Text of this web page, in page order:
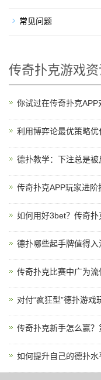
常见问题
传奇扑克游戏
你试过在传奇扑克APP
利用博弈论最优策略
德扑教学：下注总是
传奇扑克APP玩家进
如何用好3bet？传奇
德扑哪些起手牌值得
传奇扑克比赛中广为
对付“疯狂型”德扑游戏
传奇扑克新手怎么赢
如何提升自己的德扑